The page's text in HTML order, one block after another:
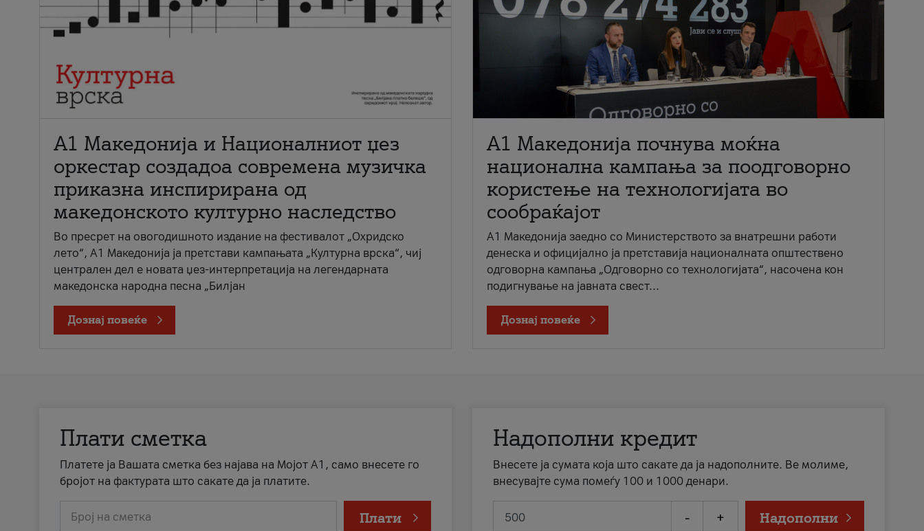
А1 Македонија и Националниот џез
оркестар создадоа современа музичка
приказна инспирирана од
македонското културно наследство
Во пресрет на овогодишното издание на фестивалот „Охридско
лето“, А1 Македонија ја претстави кампањата „Културна врска“, чиј
централен дел е новата џез-интерпретација на легендарната
македонска народна песна „Билјан
Дознај повеќе
A1 Македонија почнува моќна
национална кампања за поодговорно
користење на технологијата во
сообраќајот
A1 Македонија заедно со Министерството за внатрешни работи
денеска и официјално ја претставија националната општествено
одговорна кампања „Одговорно со технологијата“, насочена кон
подигнување на јавната свест...
Дознај повеќе
Плати сметка
Платете ја Вашата сметка без најава на Мојот А1, само внесете го
бројот на фактурата што сакате да ја платите.
Број на сметка Плати
Надополни кредит
Внесете ја сумата која што сакате да ја надополните. Ве молиме,
внесувајте сума помеѓу 100 и 1000 денари.
- + Надополни